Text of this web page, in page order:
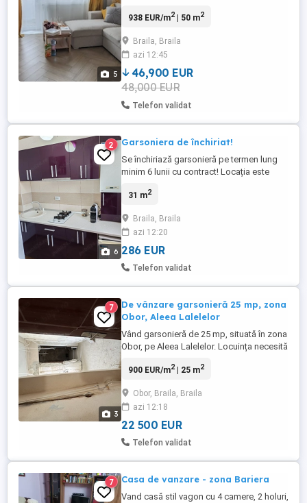
5
938 EUR/m2| 50 m2
Braila, Braila
azi 12:45
46,900 EUR
48,000 EUR
Telefon validat
6
2 Garsoniera de închiriat!
Se închiriază garsonieră pe termen lung
minim 6 lunii cu contract! Locația este
autobuz! La închirierea locuinței se
acceptă animalele de companie! , Locația
dispune de centrală gaz,Ac , plită gaz! Tv
și internetu incluse ...
31 m2
Braila, Braila
azi 12:20
286 EUR
Telefon validat
3
7
De vânzare garsonieră 25 mp, zona
Obor, Aleea Lalelelor
Vând garsonieră de 25 mp, situată în zona
Obor, pe Aleea Lalelelor. Locuința necesită
recompartimentare și poate fi amenajată
Garsoniera beneficiază de geamuri
termopan noi și uși noi. Se vinde împreună
cu aer condiționat, ...
900 EUR/m2| 25 m2
Obor, Braila, Braila
azi 12:18
22 500 EUR
Telefon validat
7 Casa de vanzare - zona Bariera
Vand casă stil vagon cu 4 camere, 2 holuri,